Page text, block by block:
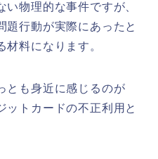
物理的な事件ですが、
題行動が実際にあったと
料になります。
とも身近に感じるのが
ットカードの不正利用と